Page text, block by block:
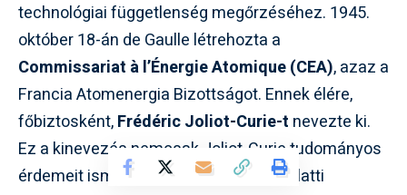
technológiai függetlenség megőrzéséhez. 1945.
október 18-án de Gaulle létrehozta a
Commissariat à l’Énergie Atomique (CEA), azaz a
Francia Atomenergia Bizottságot. Ennek élére,
főbiztosként,Frédéric Joliot-Curie-t nevezte ki.
Ez a kinevezés nemcsak Joliot-Curie tudományos
érdemeit ismerte el, hanem a háború alatti